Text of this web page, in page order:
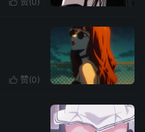
 赞(0)